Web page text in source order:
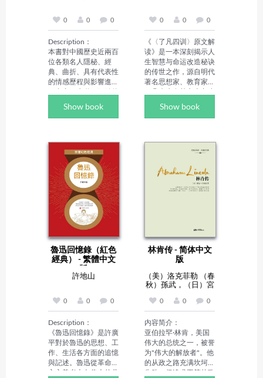
帝即位后退职。卒于康
熙四年，益"文襄"。
0 0 0
Description：
本書對中國歷史近兩百
位各類名人隱秘、經
典、曲折、具有代表性
的情感歷程與影響進行
了真實、生動、細緻的
Author Biography：
業於中國人民大學中文
系，曾為廣西民族大學
文學院講師，現為居北
京的自由撰稿人、影視
出版文化策劃人、大學
兼職教師，出版著作
60 餘部，累計發表作
品超 1000 萬字，是橫
跨文學、文史、教育、
傳記等多領域的高產創
作者。他大學期間便以
雜文寫作嶄露頭角，被
同學稱為 "小魯迅"，本
科畢業論文《淺析中國
現代文學史上的幾位
《湘潭大學學報》並被
《人大複印報刊資料》
全文轉載。1998—
2004 年在廣西民族大
學任教，是該校最後一
批本科學歷專職教師，
後離職赴京從事自由創
作，同時參與影視與出
Show book
0 0 0
《〈了凡四训〉原文解
读》是一本深刻揭示人
生智慧与命运改造秘诀
的传世之作，源自明代
著名思想家、教育家袁
了凡先生在其六十九岁
一篇旨在引导后人如何
仅仅是袁了凡先生个人
经历与智慧的结晶，更
德行善的深刻体现，它
如同一盏明灯，照亮了
无数寻求命运改变与心
无华，虽身处平凡，却
心怀大爱。他总能在自
己力所能及的范围内，
伸出援手，帮助那些陷
入困境的亲戚朋友，用
实际行动诠释了“赠人
玫瑰，手有余香”的真
谛。更难能可贵的是，
他每日坚持自我反省，
不断修正自身的不足，
以高尚的品德和深邃的
智慧，成为了后世敬仰
的楷模。
为了将自己对于命运、
道德、修行的深刻理解
Show book
魯迅回憶錄（紅色
經典） - 繁體中文
版
許地山
0 0 0
Description：
《魯迅回憶錄》是許廣
平對於魯迅的思想、工
作、生活各方面的追憶
與記述。魯迅從革命民
主主義者走向偉大的共
林肯传 - 简体中文
版
（美）洛克菲勒 （春
秋）孫武，（日）宮
雷納圖斯
0 0 0
内容简介：
亚伯拉罕·林肯，美国
伟大的总统之一，被誉
为"伟大的解放者"。他
的从政之路充满坎坷和
失败，但追求平等的政